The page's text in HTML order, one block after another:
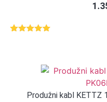
Produžni kabl KETTZ